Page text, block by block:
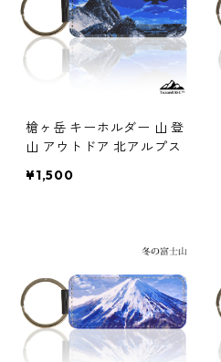
槍ヶ岳 キーホルダー 山 登
山 アウトドア 北アルプス
¥1,500